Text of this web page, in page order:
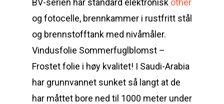
BV-serien har standard elektronisk other
og fotocelle, brennkammer i rustfritt stål
og brennstofftank med nivåmåler.
Vindusfolie Sommerfuglblomst –
Frostet folie i høy kvalitet! I Saudi-Arabia
har grunnvannet sunket så langt at de
har måttet bore ned til 1000 meter under